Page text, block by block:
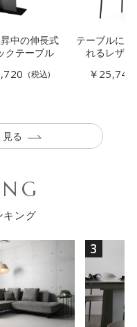
中の伸長式
クテーブル
(税込)
テーブルに
れるレザー
￥25,740
る
キング
3